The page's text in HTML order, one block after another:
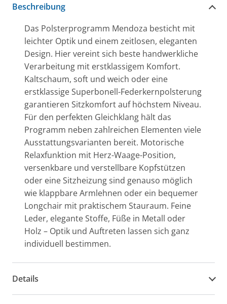
Beschreibung
Das Polsterprogramm Mendoza besticht mit
leichter Optik und einem zeitlosen, eleganten
Design. Hier vereint sich beste handwerkliche
Verarbeitung mit erstklassigem Komfort.
Kaltschaum, soft und weich oder eine
erstklassige Superbonell-Federkernpolsterung
garantieren Sitzkomfort auf höchstem Niveau.
Für den perfekten Gleichklang hält das
Programm neben zahlreichen Elementen viele
Ausstattungsvarianten bereit. Motorische
Relaxfunktion mit Herz-Waage-Position,
versenkbare und verstellbare Kopfstützen
oder eine Sitzheizung sind genauso möglich
wie klappbare Armlehnen oder ein bequemer
Longchair mit praktischem Stauraum. Feine
Leder, elegante Stoffe, Füße in Metall oder
Holz – Optik und Auftreten lassen sich ganz
individuell bestimmen.
Details